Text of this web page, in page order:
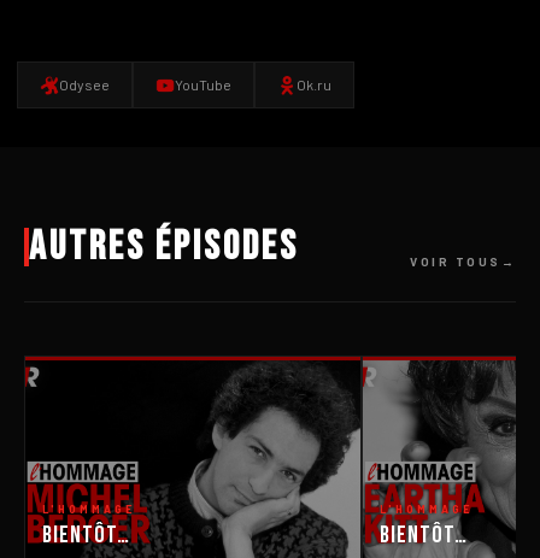
Odysee YouTube Ok.ru
Autres épisodes VOIR TOUS
L'HOMMAGE
Bientôt…
L'HOMMAGE
Bientôt…